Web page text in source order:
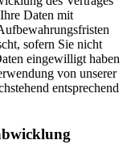
Daten mit
sofern Sie nicht
eingewilligt haben
von unserer
entsprechend